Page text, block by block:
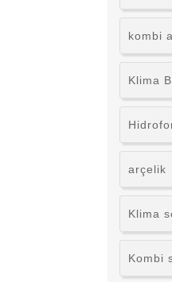
kombi
Klima
arçelik
Klima
Kombi